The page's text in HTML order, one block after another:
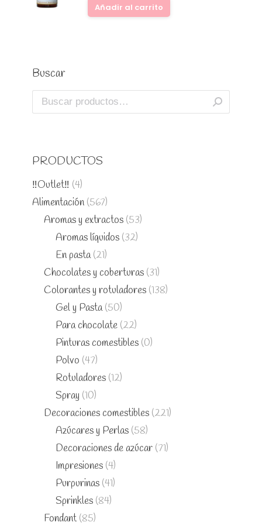
Añadir al carrito
Buscar
PRODUCTOS
‼️Outlet‼️ (4)
Alimentación (567)
Aromas y extractos (53)
Aromas líquidos (32)
En pasta (21)
Chocolates y coberturas (31)
Colorantes y rotuladores (138)
Gel y Pasta (50)
Para chocolate (22)
Pinturas comestibles (0)
Polvo (47)
Rotuladores (12)
Spray (10)
Decoraciones comestibles (221)
Azúcares y Perlas (58)
Decoraciones de azúcar (71)
Impresiones (4)
Purpurinas (41)
Sprinkles (84)
Fondant (85)